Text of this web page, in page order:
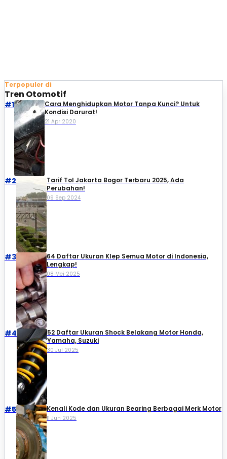
Terpopuler di
Tren Otomotif
#1
Cara Menghidupkan Motor Tanpa Kunci? Untuk
Kondisi Darurat!
21 Apr 2020
#2
Tarif Tol Jakarta Bogor Terbaru 2025, Ada
Perubahan!
09 Sep 2024
#3
64 Daftar Ukuran Klep Semua Motor di Indonesia,
Lengkap!
08 Mei 2025
#4
52 Daftar Ukuran Shock Belakang Motor Honda,
Yamaha, Suzuki​
30 Jul 2025
#5 Kenali Kode dan Ukuran Bearing Berbagai Merk Motor
11 Jun 2025